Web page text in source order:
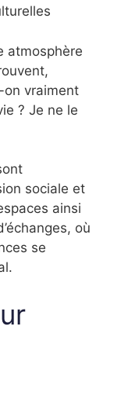
atmosphère
on vraiment
? Je ne le
sociale et
ainsi
où
se